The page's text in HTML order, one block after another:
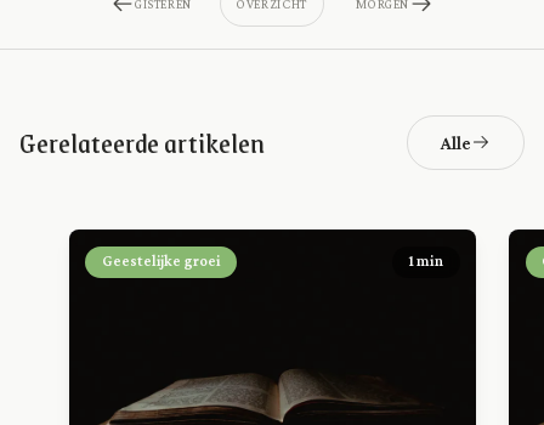
GISTEREN OVERZICHT MORGEN
Gerelateerde artikelen Alle
Geestelijke groei 1 min